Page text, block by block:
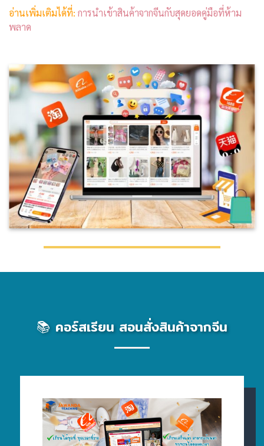
อ่านเพิ่มเติมได้ที่: การนำเข้าสินค้าจากจีนกับสุดยอดคู่มือที่ห้าม
พลาด
📚 คอร์สเรียน สอนสั่งสินค้าจากจีน